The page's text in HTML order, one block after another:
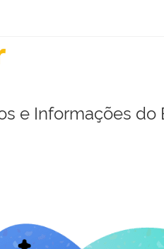
de navegação
e Informações do